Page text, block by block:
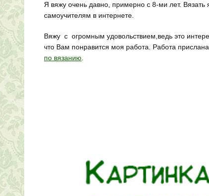
Я вяжу очень давно, примерно с 8-ми лет.
самоучителям в интернете.
Вяжу с огромным удовольствием,ведь это
что Вам понравится моя работа. Работа
по вязанию.